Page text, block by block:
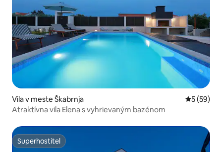
Vila v meste Škabrnja
5 (59)
Atraktívna vila Elena s vyhrievaným bazénom
Superhostiteľ
Superhostiteľ